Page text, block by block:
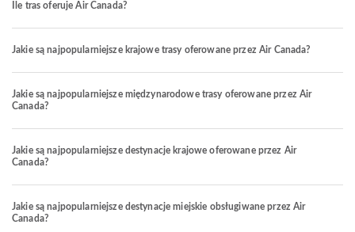
Ile tras oferuje Air Canada?
Jakie są najpopularniejsze krajowe trasy oferowane przez Air Canada?
Jakie są najpopularniejsze międzynarodowe trasy oferowane przez Air
Canada?
Jakie są najpopularniejsze destynacje krajowe oferowane przez Air
Canada?
Jakie są najpopularniejsze destynacje miejskie obsługiwane przez Air
Canada?